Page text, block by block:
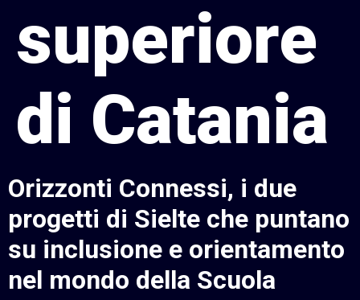
superiore
di Catania
Orizzonti Connessi, i due
progetti di Sielte che puntano
su inclusione e orientamento
nel mondo della Scuola